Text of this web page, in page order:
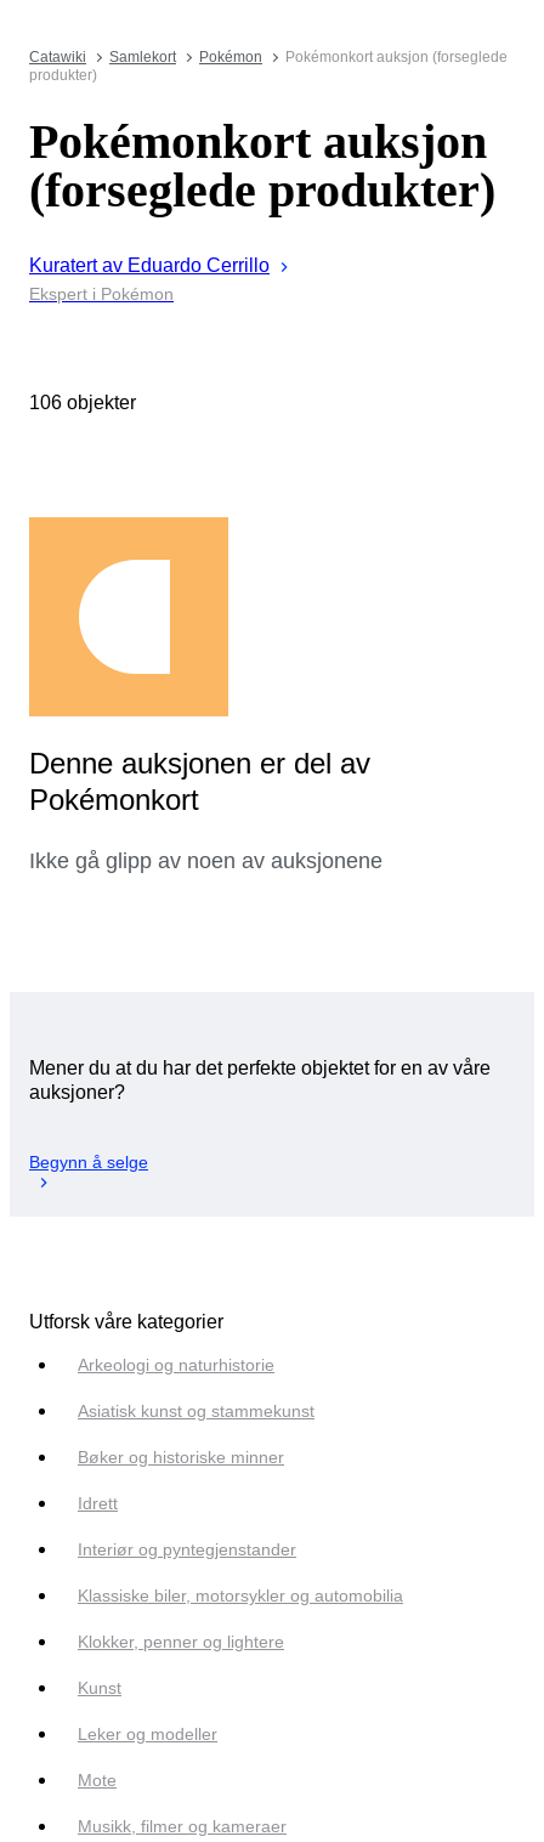
Catawiki Samlekort Pokémon
Pokémonkort auksjon (forseglede
produkter)
Pokémonkort auksjon
(forseglede produkter)
Kuratert av Eduardo Cerrillo
Ekspert i Pokémon
106 objekter
Denne auksjonen er del av
Pokémonkort
Ikke gå glipp av noen av auksjonene
Mener du at du har det perfekte objektet for en av våre
auksjoner?
Begynn å selge
Utforsk våre kategorier
Arkeologi og naturhistorie
Asiatisk kunst og stammekunst
Bøker og historiske minner
Idrett
Interiør og pyntegjenstander
Klassiske biler, motorsykler og automobilia
Klokker, penner og lightere
Kunst
Leker og modeller
Mote
Musikk, filmer og kameraer